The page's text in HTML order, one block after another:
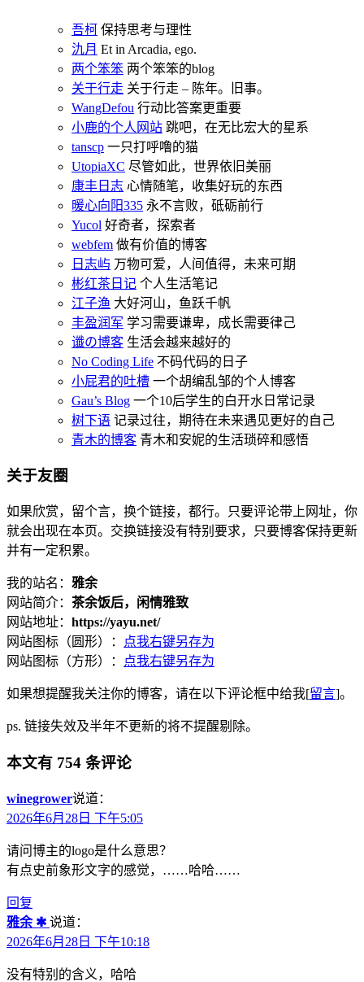
吾柯 保持思考与理性
氿月 Et in Arcadia, ego.
两个笨笨 两个笨笨的blog
关于行走 关于行走 – 陈年。旧事。
WangDefou 行动比答案更重要
小鹿的个人网站 跳吧，在无比宏大的星系
tanscp 一只打呼噜的猫
UtopiaXC 尽管如此，世界依旧美丽
康丰日志 心情随笔，收集好玩的东西
暖心向阳335 永不言败，砥砺前行
Yucol 好奇者，探索者
webfem 做有价值的博客
日志屿 万物可爱，人间值得，未来可期
彬红茶日记 个人生活笔记
江子渔 大好河山，鱼跃千帆
丰盈润军 学习需要谦卑，成长需要律己
谶の博客 生活会越来越好的
No Coding Life 不码代码的日子
小屁君的吐槽 一个胡编乱邹的个人博客
Gau’s Blog 一个10后学生的白开水日常记录
树下语 记录过往，期待在未来遇见更好的自己
青木的博客 青木和安妮的生活琐碎和感悟
关于友圈
如果欣赏，留个言，换个链接，都行。只要评论带上网址，你
就会出现在本页。交换链接没有特别要求，只要博客保持更新
并有一定积累。
我的站名： 雅余
网站简介： 茶余饭后，闲情雅致
网站地址： https://yayu.net/
网站图标（圆形）：
点我右键另存为
网站图标（方形）：
点我右键另存为
如果想提醒我关注你的博客，请在以下评论框中给我[留言]。
ps. 链接失效及半年不更新的将不提醒剔除。
本文有 754 条评论
winegrower说道：
2026年6月28日 下午5:05
请问博主的logo是什么意思？
有点史前象形文字的感觉，……哈哈……
回复
雅余 ✱ 说道：
2026年6月28日 下午10:18
没有特别的含义，哈哈